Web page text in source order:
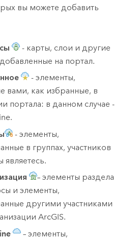
вы можете добавить
- карты, слои и другие
на портал.
- элементы,
вами, как избранные, в
портала: в данном случае -
.
- элементы,
в группах, участников
являетесь.
– элементы раздела
и элементы,
другими участниками
ArcGIS.
– элементы,